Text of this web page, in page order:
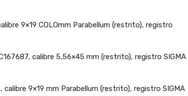
9×19 COLOmm Parabellum (restrito), registro
calibre 5,56×45 mm (restrito), registro SIGMA
calibre 9×19 mm Parabellum (restrito), registro SIGMA